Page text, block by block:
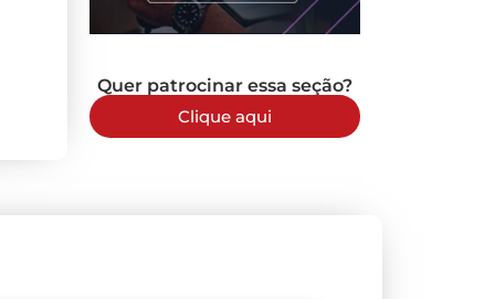
Quer patrocinar essa seção?
Clique aqui